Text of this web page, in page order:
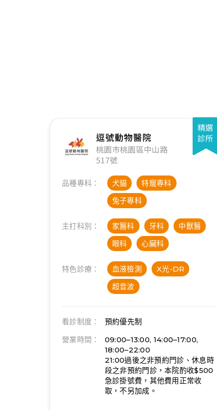
精選
診所
逗號動物醫院
桃園市桃園區中山路
517號
品種專科： 犬貓
特寵專科
兔子專科
主打科別： 家醫科 牙科
中獸醫
眼科
心臟科
特色診療： 血液檢測
X光-DR
超音波
看診制度：
預約優先制
營業時間：
09:00–13:00, 14:00–17:00,
18:00–22:00
21:00過後之非預約門診、休息時
段之非預約門診，本院酌收$500
急診掛號費，其他費用正常收
取，不另加成。